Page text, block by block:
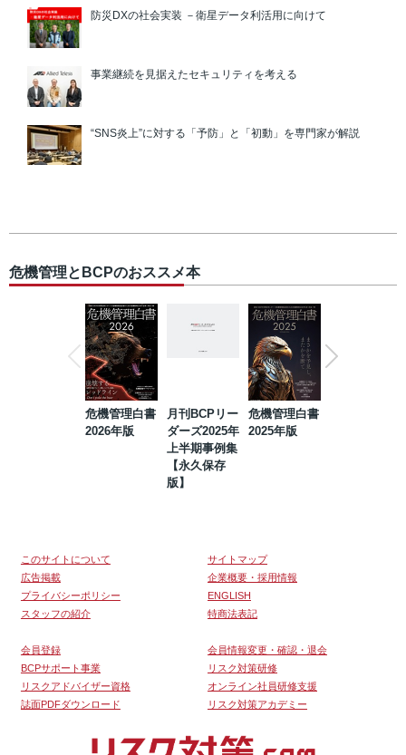
防災DXの社会実装 －衛星データ利活用に向けて
事業継続を見据えたセキュリティを考える
“SNS炎上”に対する「予防」と「初動」を専門家が解説
危機管理とBCPのおススメ本
危機管理白書
2026年版
月刊BCPリー
ダーズ2025年
上半期事例集
【永久保存
版】
危機管理白書
2025年版
このサイトについて
サイトマップ
広告掲載
企業概要・採用情報
プライバシーポリシー
ENGLISH
スタッフの紹介
特商法表記
会員登録
会員情報変更・確認・退会
BCPサポート事業
リスク対策研修
リスクアドバイザー資格
オンライン社員研修支援
誌面PDFダウンロード
リスク対策アカデミー